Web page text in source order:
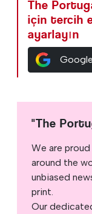
The
için tercih
ayarlayın
"The
We are
around the
unbiased
print.
Our